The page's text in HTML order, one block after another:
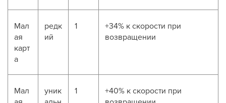
Мал
ая
карт
а
редк
ий
1
+34% к скорости при
возвращении
Мал
уник
1
+40% к скорости при